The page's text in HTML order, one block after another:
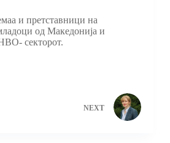
и претставници на
од Македонија и
секторот.
NEXT